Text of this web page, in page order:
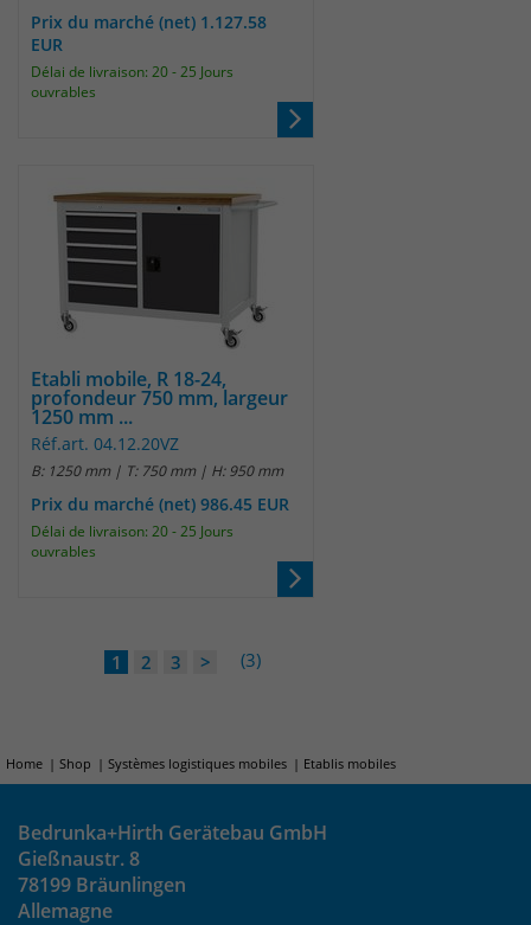
Prix du marché (net) 1.127.58
EUR
Délai de livraison: 20 - 25 Jours
ouvrables
Etabli mobile, R 18-24,
profondeur 750 mm, largeur
1250 mm ...
Réf.art. 04.12.20VZ
B: 1250 mm | T: 750 mm | H: 950 mm
Prix du marché (net) 986.45 EUR
Délai de livraison: 20 - 25 Jours
ouvrables
1 2 3 > (3)
Home Shop Systèmes logistiques mobiles Etablis mobiles
Bedrunka+Hirth Gerätebau GmbH
Gießnaustr. 8
78199 Bräunlingen
Allemagne